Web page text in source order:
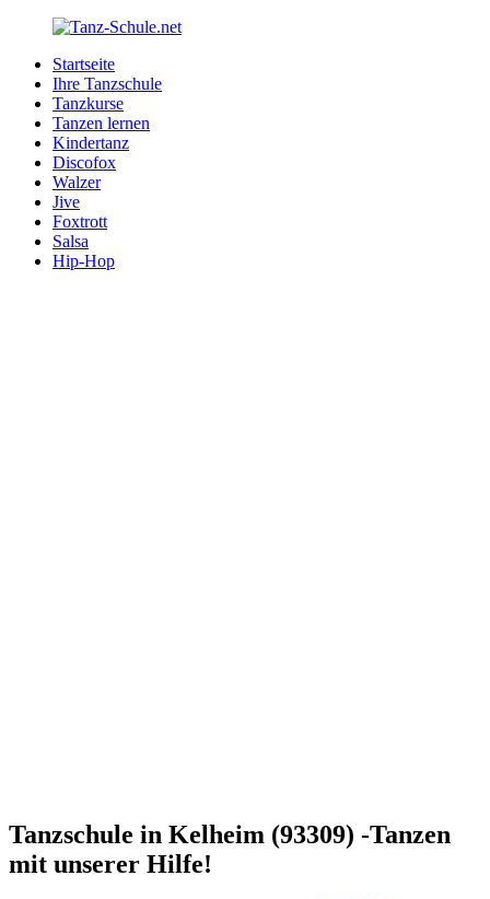
Zurück
Inhalt
Tanz-
Schule.net
Ihre
Tanzschule
Internet
Startseite
Ihre Tanzschule
Tanzkurse
Tanzen lernen
Kindertanz
Discofox
Walzer
Jive
Foxtrott
Salsa
Hip-Hop
Tanzschule in Kelheim (93309) -Tanzen
mit unserer Hilfe!